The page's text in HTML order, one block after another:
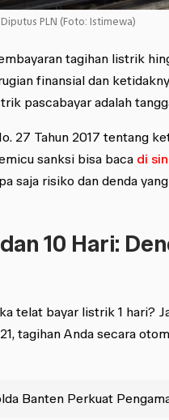
PLN (Foto: Istimewa)
tagihan listrik
finansial dan
pascabayar adalah
27 Tahun 2017 tentang
sanksi bisa baca di
saja risiko dan denda
10 Hari:
telat bayar listrik 1 hari?
tagihan Anda secara
Banten Perkuat